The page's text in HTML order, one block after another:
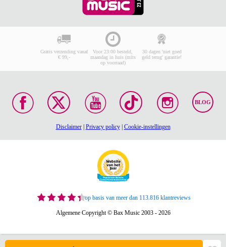
Gratis verzending vanaf
€ 99,-
Voor 23:00 besteld,
maandag in huis (mits
op voorraad)
30 dagen 'niet goed
geld terug' garantie!
BLOG
Disclaimer| Privacy policy| Cookie-instellingen
op basis van meer dan 113.816 klantreviews
Algemene Copyright © Bax Music 2003 - 2026